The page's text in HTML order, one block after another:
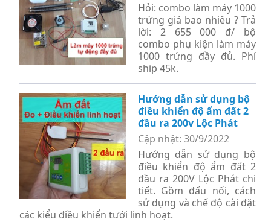
Hỏi: combo làm máy 1000
trứng giá bao nhiêu ? Trả
lời: 2 655 000 đ/ bộ
combo phụ kiện làm máy
1000 trứng đầy đủ. Phí
ship 45k.
Hướng dẫn sử dụng bộ
điều khiển độ ẩm đất 2
đầu ra 200v Lộc Phát
Cập nhật: 30/9/2022
Hướng dẫn sử dụng bộ
điều khiển độ ẩm đất 2
đầu ra 200V Lộc Phát chi
tiết. Gồm đấu nối, cách
sử dụng và chế độ cài đặt
các kiểu điều khiển tưới linh hoạt.